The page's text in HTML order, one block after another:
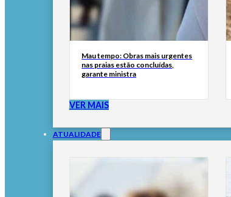
Mau tempo: Obras mais urgentes
nas praias estão concluídas,
garante ministra
VER MAIS
ATUALIDADE